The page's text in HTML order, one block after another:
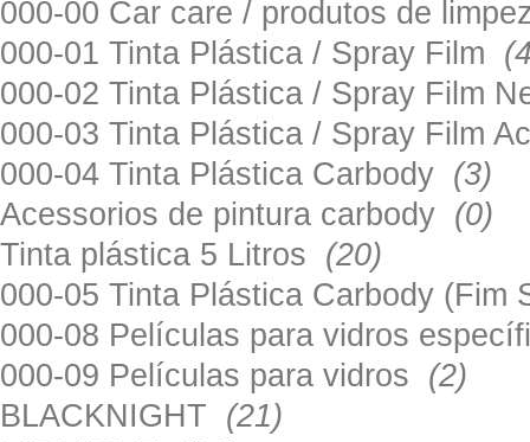
000-00 Car care / produtos de
000-01 Tinta Plástica / Spray Film
000-02 Tinta Plástica / Spray Film
000-03 Tinta Plástica / Spray Film
000-04 Tinta Plástica Carbody (3)
Acessorios de pintura carbody (0)
Tinta plástica 5 Litros (20)
000-05 Tinta Plástica Carbody
000-08 Películas para vidros
000-09 Películas para vidros (2)
BLACKNIGHT (21)